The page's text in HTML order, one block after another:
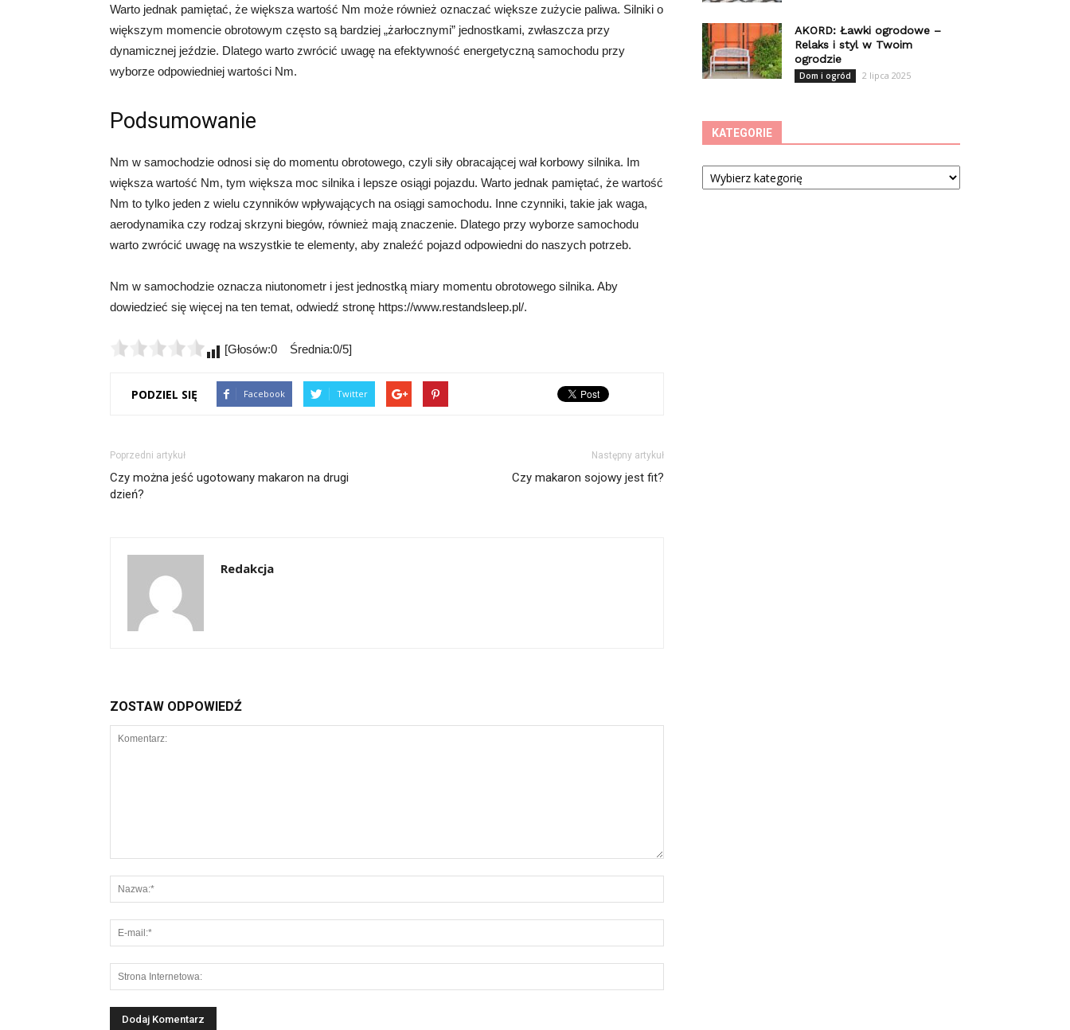
Warto jednak pamiętać, że większa wartość Nm może również oznaczać większe zużycie paliwa. Silniki o
większym momencie obrotowym często są bardziej „żarłocznymi” jednostkami, zwłaszcza przy
dynamicznej jeździe. Dlatego warto zwrócić uwagę na efektywność energetyczną samochodu przy
wyborze odpowiedniej wartości Nm.
Podsumowanie
Nm w samochodzie odnosi się do momentu obrotowego, czyli siły obracającej wał korbowy silnika. Im
większa wartość Nm, tym większa moc silnika i lepsze osiągi pojazdu. Warto jednak pamiętać, że wartość
Nm to tylko jeden z wielu czynników wpływających na osiągi samochodu. Inne czynniki, takie jak waga,
aerodynamika czy rodzaj skrzyni biegów, również mają znaczenie. Dlatego przy wyborze samochodu
warto zwrócić uwagę na wszystkie te elementy, aby znaleźć pojazd odpowiedni do naszych potrzeb.
Nm w samochodzie oznacza niutonometr i jest jednostką miary momentu obrotowego silnika. Aby
dowiedzieć się więcej na ten temat, odwiedź stronę https://www.restandsleep.pl/.
[Głosów:0 Średnia:0/5]
PODZIEL SIĘ Facebook Twitter
Poprzedni artykuł
Czy można jeść ugotowany makaron na drugi
dzień?
Następny artykuł
Czy makaron sojowy jest fit?
Redakcja
ZOSTAW ODPOWIEDŹ
AKORD: Ławki ogrodowe –
Relaks i styl w Twoim
ogrodzie
Dom i ogród 2 lipca 2025
KATEGORIE
Kategorie